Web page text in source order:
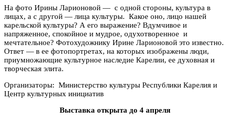
На фото Ирины Ларионовой — с одной стороны, культура в
лицах, а с другой — лица культуры. Какое оно, лицо нашей
карельской культуры? А его выражение? Вдумчивое и
напряженное, спокойное и мудрое, одухотворенное и
мечтательное? Фотохудожнику Ирине Ларионовой это известно.
Ответ — в ее фотопортретах, на которых изображены люди,
приумножающие культурное наследие Карелии, ее духовная и
творческая элита.
Организаторы: Министерство культуры Республики Карелия и
Центр культурных инициатив
Выставка открыта до 4 апреля